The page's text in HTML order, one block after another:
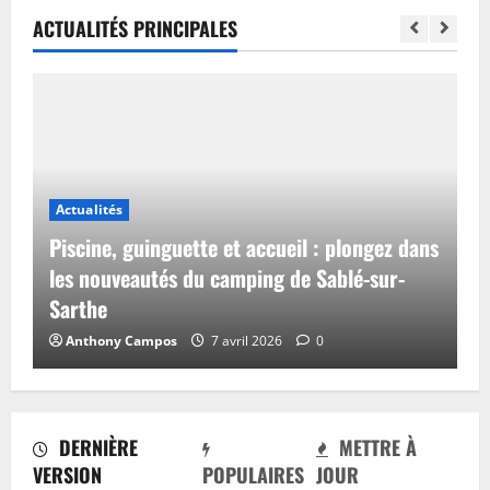
DERNIÈRE
VERSION
POPULAIRES
METTRE À
JOUR
ACTUALITÉS PRINCIPALES
Actualités
Piscine, guinguette et accueil : plongez dans
les nouveautés du camping de Sablé-sur-
Sarthe
Anthony Campos 7 avril 2026 0